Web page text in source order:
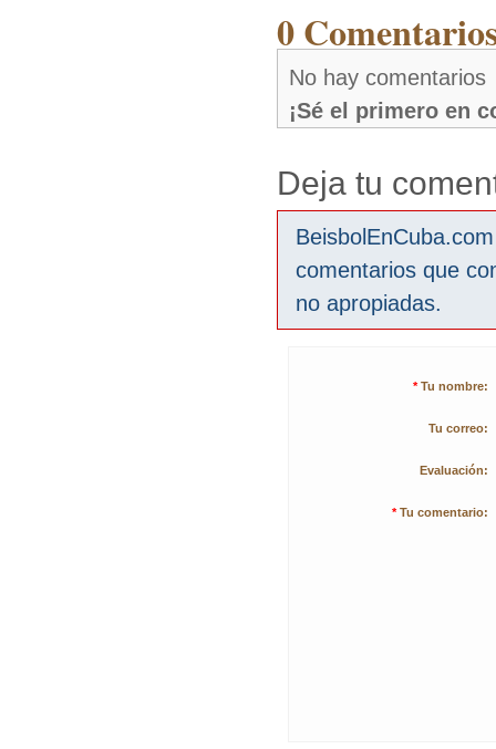
0
No hay comentarios
¡Sé el primero en
Deja tu
comentarios que
no apropiadas.
* Tu nombre:
Tu correo:
Evaluación:
* Tu comentario: